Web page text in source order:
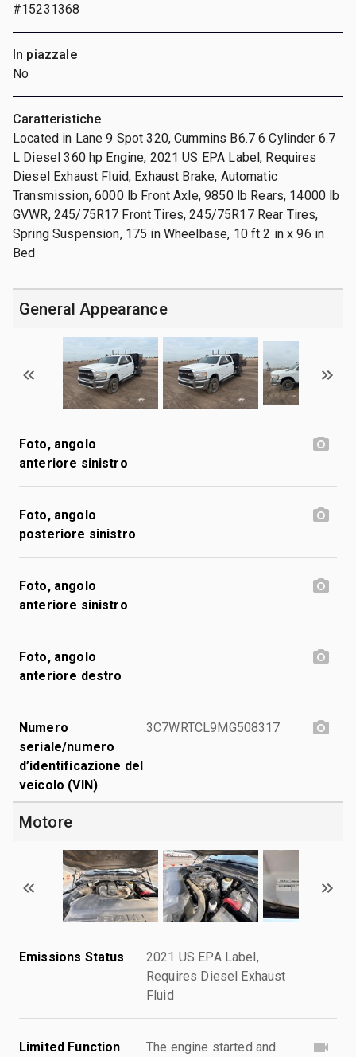
#15231368
In piazzale
No
Caratteristiche
Located in Lane 9 Spot 320, Cummins B6.7 6 Cylinder 6.7
L Diesel 360 hp Engine, 2021 US EPA Label, Requires
Diesel Exhaust Fluid, Exhaust Brake, Automatic
Transmission, 6000 lb Front Axle, 9850 lb Rears, 14000 lb
GVWR, 245/75R17 Front Tires, 245/75R17 Rear Tires,
Spring Suspension, 175 in Wheelbase, 10 ft 2 in x 96 in
Bed
General Appearance
Foto, angolo
anteriore sinistro
Foto, angolo
posteriore sinistro
Foto, angolo
anteriore sinistro
Foto, angolo
anteriore destro
Numero
seriale/numero
d’identificazione del
veicolo (VIN)
3C7WRTCL9MG508317
Motore
Emissions Status
2021 US EPA Label,
Requires Diesel Exhaust
Fluid
Limited Function
The engine started and